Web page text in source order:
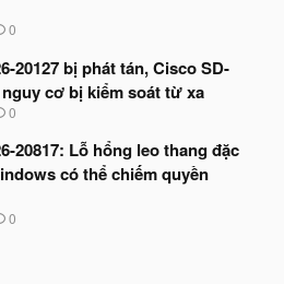
0
20127 bị phát tán, Cisco SD-
cơ bị kiểm soát từ xa
0
20817: Lỗ hổng leo thang đặc
có thể chiếm quyền
0